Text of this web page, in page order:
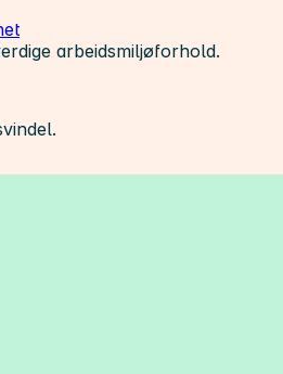
arbeidsmiljøforhold.